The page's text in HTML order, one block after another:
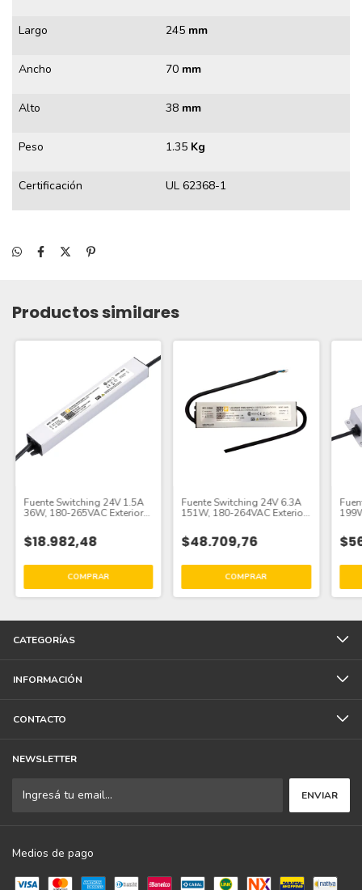
Largo 245 mm
Ancho 70 mm
Alto 38 mm
Peso 1.35 Kg
Certificación UL 62368-1
Productos similares
Fuente Switching 24V 1.5A
36W, 180-265VAC Exterior
$18.982,48
Fuente Switching 24V 6.3A
151W, 180-264VAC Exterior
$48.709,76
CATEGORÍAS
INFORMACIÓN
CONTACTO
NEWSLETTER
Medios de pago